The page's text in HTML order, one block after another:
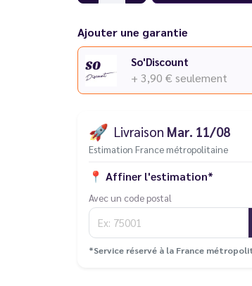
Ajouter une garantie
So'Discount
+ 3,90 € seulement
🚀 Livraison Mar. 11/08
Estimation France métropolitaine
📍 Affiner l'estimation*
Avec un code postal
*Service réservé à la France